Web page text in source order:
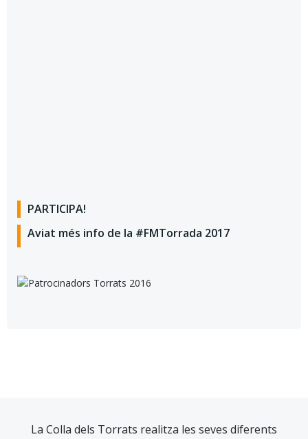
PARTICIPA!
Aviat més info de la #FMTorrada 2017
La Colla dels Torrats realitza les seves diferents